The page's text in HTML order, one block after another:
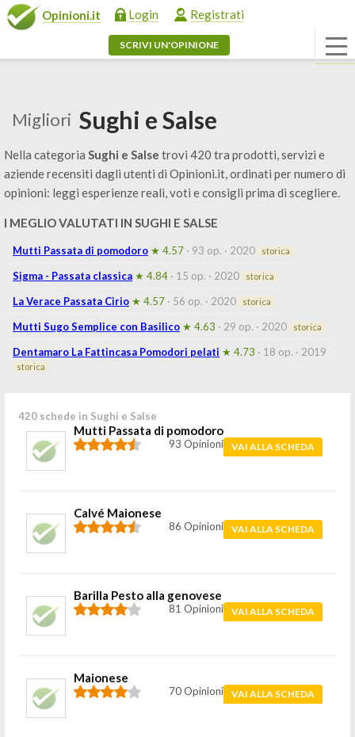
Opinioni.it Login Registrati
SCRIVI UN'OPINIONE
Migliori Sughi e Salse
Nella categoria Sughi e Salse trovi 420 tra prodotti, servizi e
aziende recensiti dagli utenti di Opinioni.it, ordinati per numero di
opinioni: leggi esperienze reali, voti e consigli prima di scegliere.
I MEGLIO VALUTATI IN SUGHI E SALSE
Mutti Passata di pomodoro ★ 4.57 · 93 op. · 2020 storica
Sigma - Passata classica ★ 4.84 · 15 op. · 2020 storica
La Verace Passata Cirio ★ 4.57 · 56 op. · 2020 storica
Mutti Sugo Semplice con Basilico ★ 4.63 · 29 op. · 2020 storica
Dentamaro La Fattincasa Pomodori pelati ★ 4.73 · 18 op. · 2019
storica
420 schede in Sughi e Salse
Mutti Passata di pomodoro
93 Opinioni VAI ALLA SCHEDA
Calvé Maionese
86 Opinioni VAI ALLA SCHEDA
Barilla Pesto alla genovese
81 Opinioni VAI ALLA SCHEDA
Maionese
70 Opinioni VAI ALLA SCHEDA